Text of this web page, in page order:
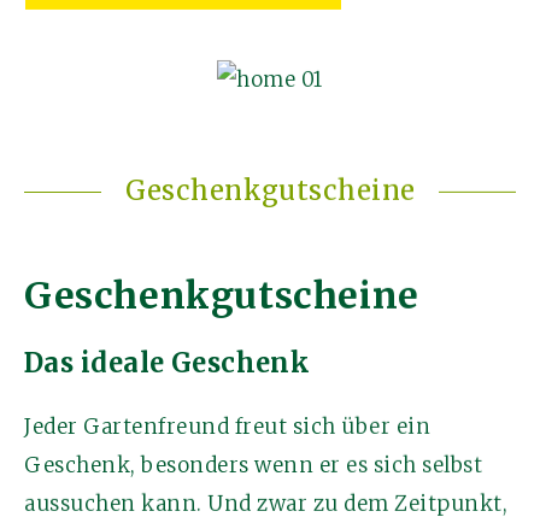
Geschenkgutscheine
Geschenkgutscheine
Das ideale Geschenk
Jeder Gartenfreund freut sich über ein
Geschenk, besonders wenn er es sich selbst
aussuchen kann. Und zwar zu dem Zeitpunkt,